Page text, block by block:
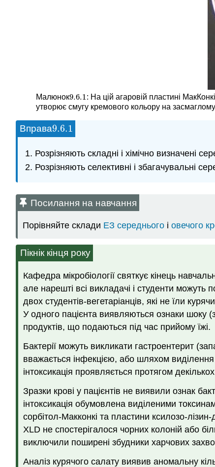
Малюнок9.6.1
9.6.1: На цій агаровій пластині
утворює смугу кремового кольору на
Вправа9.6.1
9.6.1
Розрізняють складні і хімічно визначені
Розрізняють селективні і збагачувальні
Посилання на навчання
Порівняйте склади ЕЗ середнього і овечого
Пікнік кінця року
Кафедра мікробіології святкує кінець
але нарешті всі викладачі і студенти можуть
двох студентів-вегетаріанців, які не їли
У одного пацієнта виявляються ознаки шоку
продуктів, що подаються під час прийому їжі.
Бактерії можуть викликати гастроентерит
вважається інфекцією, або шляхом
інтоксикація проявляється протягом
Зразки крові у пацієнтів не виявили ознак
інтоксикація обумовлена виділеними
сорбітол-Макконкі та пластини ксилозо-
XLD не спостерігалося чорних колоній або
виключили поширені збудники харчових
Аналіз курячого салату виявив аномальну